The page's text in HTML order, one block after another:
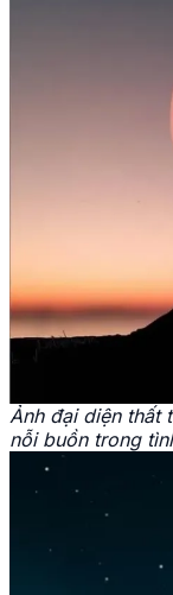
Ảnh đại diện thất
nỗi buồn trong